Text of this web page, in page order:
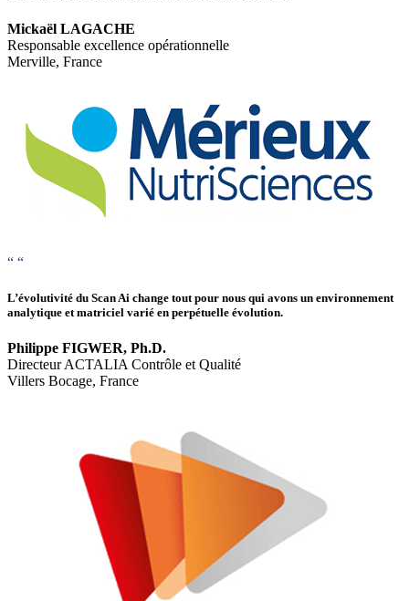
Mickaël LAGACHE
Responsable excellence opérationnelle
Merville, France
“ “
L’évolutivité du Scan Ai change tout pour nous qui avons un environnement
analytique et matriciel varié en perpétuelle évolution.
Philippe FIGWER, Ph.D.
Directeur ACTALIA Contrôle et Qualité
Villers Bocage, France